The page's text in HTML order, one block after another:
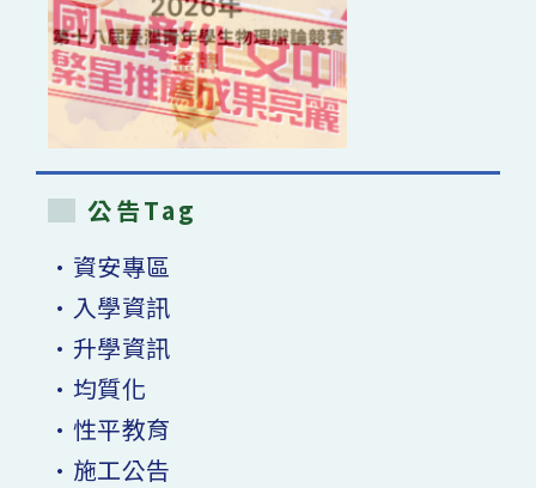
公告Tag
•資安專區
•入學資訊
•升學資訊
•均質化
•性平教育
•施工公告